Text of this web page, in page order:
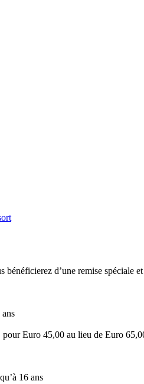
d’une remise spéciale
pour Euro 45,00 au lieu de Euro
16 ans